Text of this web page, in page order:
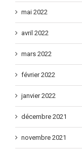
mai 2022
avril 2022
mars 2022
février 2022
janvier 2022
décembre 2021
novembre 2021